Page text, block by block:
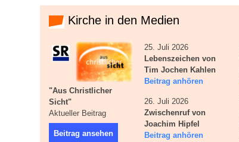
Kirche in den Medien
"Aus Christlicher
Sicht"
Aktueller Beitrag
Beitrag ansehen
25. Juli 2026
Lebenszeichen von
Tim Jochen Kahlen
Beitrag anhören
26. Juli 2026
Zwischenruf von
Joachim Hipfel
Beitrag anhören